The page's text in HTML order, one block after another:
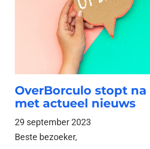
OverBorculo stopt na
met actueel nieuws
29 september 2023
Beste bezoeker,